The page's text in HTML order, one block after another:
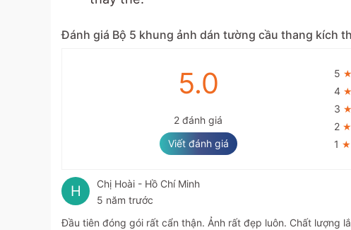
Đánh giá Bộ 5 khung ảnh dán tường cầu thang kích
5.0
2 đánh giá
Viết đánh giá
5 ★
4 ★
3 ★
2 ★
1 ★
H
Chị Hoài - Hồ Chí Minh
5 năm trước
Đầu tiên đóng gói rất cẩn thận. Ảnh rất đẹp luôn. Chất lượng